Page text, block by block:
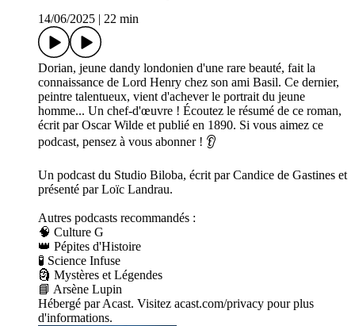
14/06/2025
22 min
Dorian, jeune dandy londonien d'une rare beauté, fait la
connaissance de Lord Henry chez son ami Basil. Ce dernier,
peintre talentueux, vient d'achever le portrait du jeune
homme... Un chef-d'œuvre ! Écoutez le résumé de ce roman,
écrit par Oscar Wilde et publié en 1890. Si vous aimez ce
podcast, pensez à vous abonner ! 👂
Un podcast du Studio Biloba, écrit par Candice de Gastines et
présenté par Loïc Landrau.
Autres podcasts recommandés :
🧠 Culture G
👑 Pépites d'Histoire
🧪 Science Infuse
🗿 Mystères et Légendes
📘 Arsène Lupin
Hébergé par Acast. Visitez acast.com/privacy pour plus
d'informations.